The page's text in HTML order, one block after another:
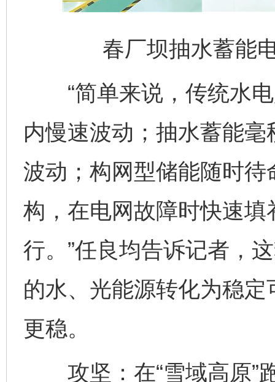
春厂坝抽水蓄能
“简单来说，传统水电
内慢速波动；抽水蓄能
波动；构网型储能随时待
构，在电网故障时快速
行。”任良均告诉记者，
的水、光能源转化为稳
更稳。
攻坚：在“雪域高原”跑